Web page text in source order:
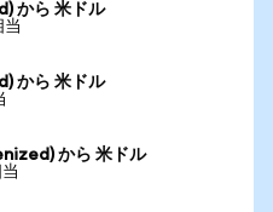
から 米ドル
当
から 米ドル
から 米ドル